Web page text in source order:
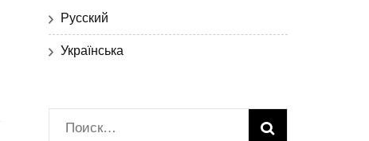
Русский
Українська
Найти: